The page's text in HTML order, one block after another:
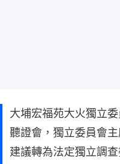
大埔宏福苑大火獨立
聽證會，獨立委員會
建議轉為法定獨立調